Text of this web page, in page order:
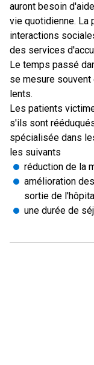
auront besoin
vie quotidienne. La
interactions
des services
Le temps passé
se mesure
lents.
Les patients
s'ils sont
spécialisée dans
les suivants
réduction de la
amélioration
sortie de
une durée de